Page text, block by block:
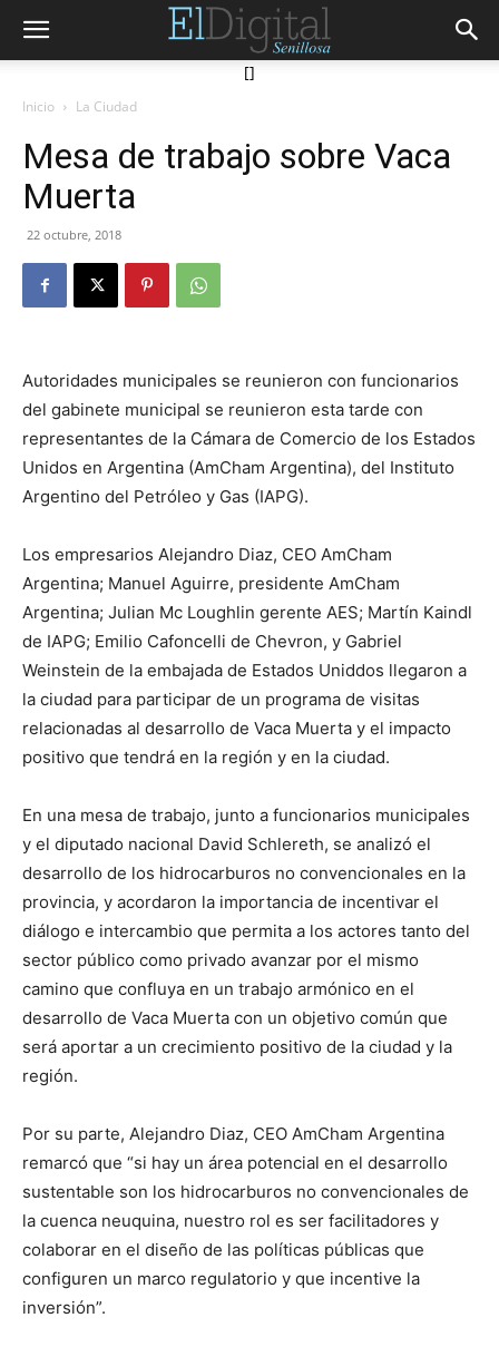
[]
Inicio La Ciudad
Mesa de trabajo sobre Vaca
Muerta
22 octubre, 2018
Autoridades municipales se reunieron con funcionarios
del gabinete municipal se reunieron esta tarde con
representantes de la Cámara de Comercio de los Estados
Unidos en Argentina (AmCham Argentina), del Instituto
Argentino del Petróleo y Gas (IAPG).
Los empresarios Alejandro Diaz, CEO AmCham
Argentina; Manuel Aguirre, presidente AmCham
Argentina; Julian Mc Loughlin gerente AES; Martín Kaindl
de IAPG; Emilio Cafoncelli de Chevron, y Gabriel
Weinstein de la embajada de Estados Uniddos llegaron a
la ciudad para participar de un programa de visitas
relacionadas al desarrollo de Vaca Muerta y el impacto
positivo que tendrá en la región y en la ciudad.
En una mesa de trabajo, junto a funcionarios municipales
y el diputado nacional David Schlereth, se analizó el
desarrollo de los hidrocarburos no convencionales en la
provincia, y acordaron la importancia de incentivar el
diálogo e intercambio que permita a los actores tanto del
sector público como privado avanzar por el mismo
camino que confluya en un trabajo armónico en el
desarrollo de Vaca Muerta con un objetivo común que
será aportar a un crecimiento positivo de la ciudad y la
región.
Por su parte, Alejandro Diaz, CEO AmCham Argentina
remarcó que “si hay un área potencial en el desarrollo
sustentable son los hidrocarburos no convencionales de
la cuenca neuquina, nuestro rol es ser facilitadores y
colaborar en el diseño de las políticas públicas que
configuren un marco regulatorio y que incentive la
inversión”.